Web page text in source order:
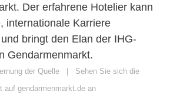
Der erfahrene Hotelier kann
internationale Karriere
bringt den Elan der IHG-
Gendarmenmarkt.
der Quelle | Sehen Sie sich die
auf gendarmenmarkt.de an